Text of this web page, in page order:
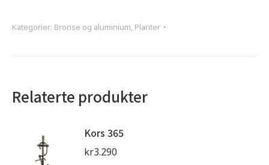
Kategorier: Bronse og aluminium, Planter
Relaterte produkter
Kors 365
kr3.290